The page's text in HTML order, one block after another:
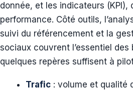
donnée, et les indicateurs (KPI),
performance. Côté outils,
suivi du référencement et la
sociaux couvrent l’essentiel des
quelques repères suffisent à
Trafic : volume et qualité